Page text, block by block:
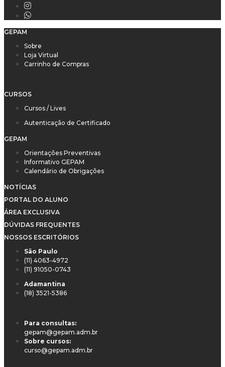
GEPAM
Sobre
Loja Virtual
Carrinho de Compras
CURSOS
Cursos / Lives
Autenticação de Certificado
GEPAM
Orientações Preventivas
Informativo GEPAM
Calendário de Obrigações
NOTÍCIAS
PORTAL DO ALUNO
ÁREA EXCLUSIVA
DÚVIDAS FREQUENTES
NOSSOS ESCRITÓRIOS
São Paulo
(11) 4063-4972
(11) 91050-0743
Adamantina
(18) 3521-5386
Para consultas:
gepam@gepam.adm.br
Sobre cursos:
curso@gepam.adm.br